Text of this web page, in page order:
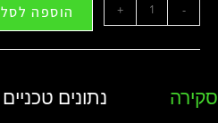
-
+ הוספה לסל
סקירה נתונים טכניים